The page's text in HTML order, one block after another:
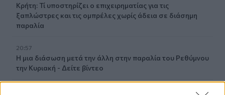
Κρήτη: Τί υποστηρίζει ο επιχειρηματίας για τις
ξαπλώστρες και τις ομπρέλες χωρίς άδεια σε διάσημη
παραλία
20:57
Η μια διάσωση μετά την άλλη στην παραλία του Ρεθύμνου
την Κυριακή - Δείτε βίντεο